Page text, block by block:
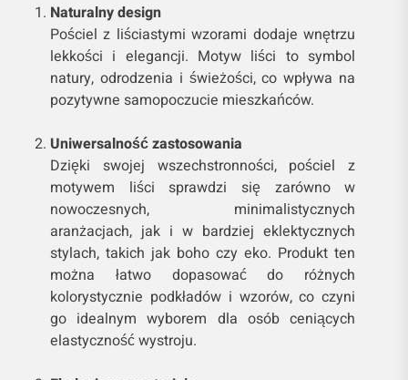
Naturalny design
Pościel z liściastymi wzorami dodaje wnętrzu
lekkości i elegancji. Motyw liści to symbol
natury, odrodzenia i świeżości, co wpływa na
pozytywne samopoczucie mieszkańców.
Uniwersalność zastosowania
Dzięki swojej wszechstronności, pościel z
motywem liści sprawdzi się zarówno w
nowoczesnych, minimalistycznych
aranżacjach, jak i w bardziej eklektycznych
stylach, takich jak boho czy eko. Produkt ten
można łatwo dopasować do różnych
kolorystycznie podkładów i wzorów, co czyni
go idealnym wyborem dla osób ceniących
elastyczność wystroju.